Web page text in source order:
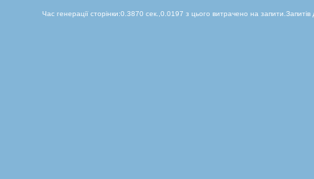
Час генерації сторінки:0.3870 сек.,0.0197 з цього витрачено на